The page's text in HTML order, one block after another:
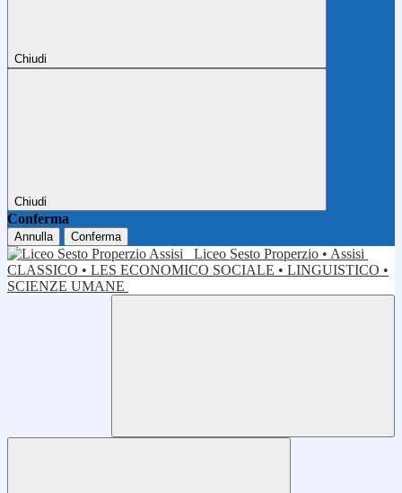
Chiudi
Chiudi
Conferma
Annulla Conferma
Liceo Sesto Properzio • Assisi
CLASSICO • LES ECONOMICO SOCIALE • LINGUISTICO •
SCIENZE UMANE